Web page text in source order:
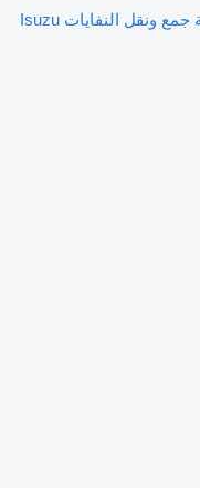
جديد شاحنة جمع ونقل النفايات Isuzu